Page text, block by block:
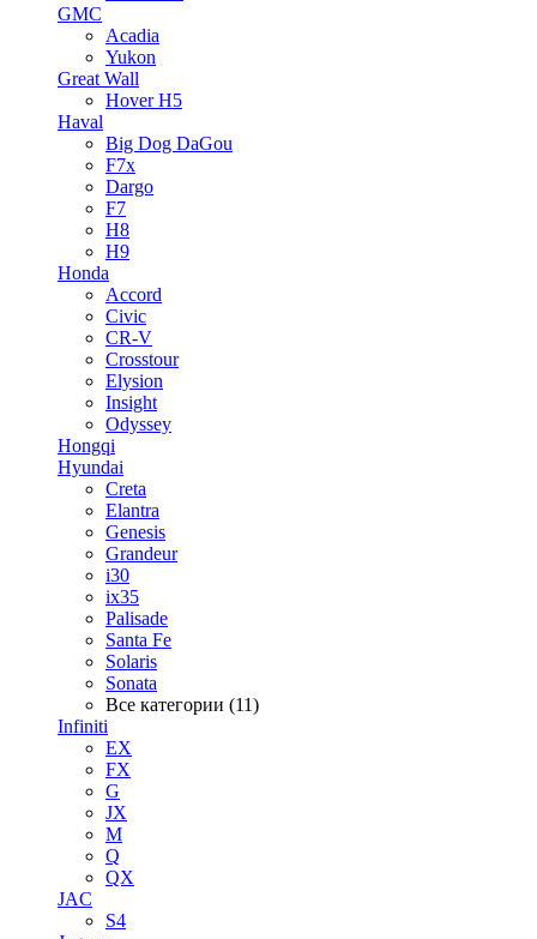
GMC
Acadia
Yukon
Great Wall
Hover H5
Haval
Big Dog DaGou
F7x
Dargo
F7
H8
H9
Honda
Accord
Civic
CR-V
Crosstour
Elysion
Insight
Odyssey
Hongqi
Hyundai
Creta
Elantra
Genesis
Grandeur
i30
ix35
Palisade
Santa Fe
Solaris
Sonata
Все категории (11)
Infiniti
EX
FX
G
JX
M
Q
QX
JAC
S4